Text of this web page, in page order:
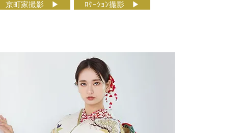
京町家撮影 ▶ ﾛｹｰｼｮﾝ撮影 ▶